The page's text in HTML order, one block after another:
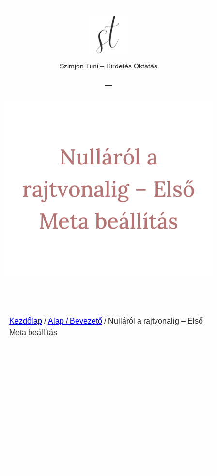
Szimjon Timi – Hirdetés Oktatás
Nulláról a
rajtvonalig – Első
Meta beállítás
Kezdőlap/Alap / Bevezető/ Nulláról a rajtvonalig – Első
Meta beállítás